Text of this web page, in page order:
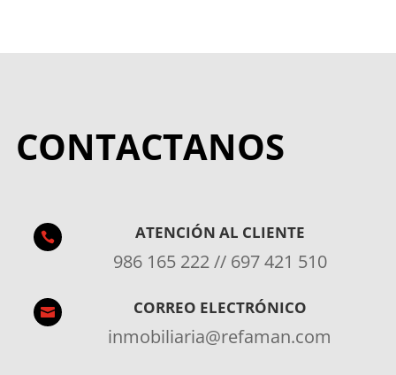
CONTACTANOS
 ATENCIÓN AL CLIENTE
986 165 222 // 697 421 510
 CORREO ELECTRÓNICO
inmobiliaria@refaman.com